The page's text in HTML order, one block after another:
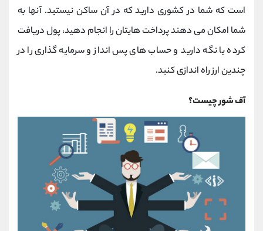
است که شما در کشوری دارید که در آن ساکن نیستید. آنها به
شما امکان می دهند پرداخت هایتان را انجام دهید، پول دریافت
کرده یا نگه دارید و حساب های پس انداز و سرمایه گذاری را در
چندین ارز راه اندازی کنید.
آف‌ شور چیست؟